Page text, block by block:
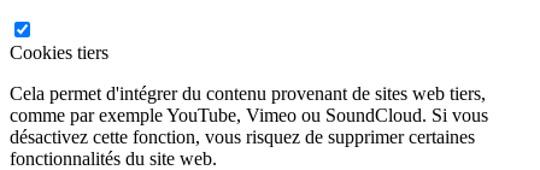
Cookies tiers
Cela permet d'intégrer du contenu provenant de sites web tiers,
comme par exemple YouTube, Vimeo ou SoundCloud. Si vous
désactivez cette fonction, vous risquez de supprimer certaines
fonctionnalités du site web.